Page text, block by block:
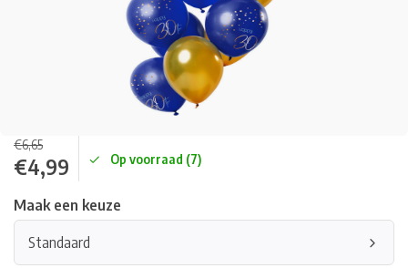
€6,65
€4,99 Op voorraad (7)
Maak een keuze
Standaard